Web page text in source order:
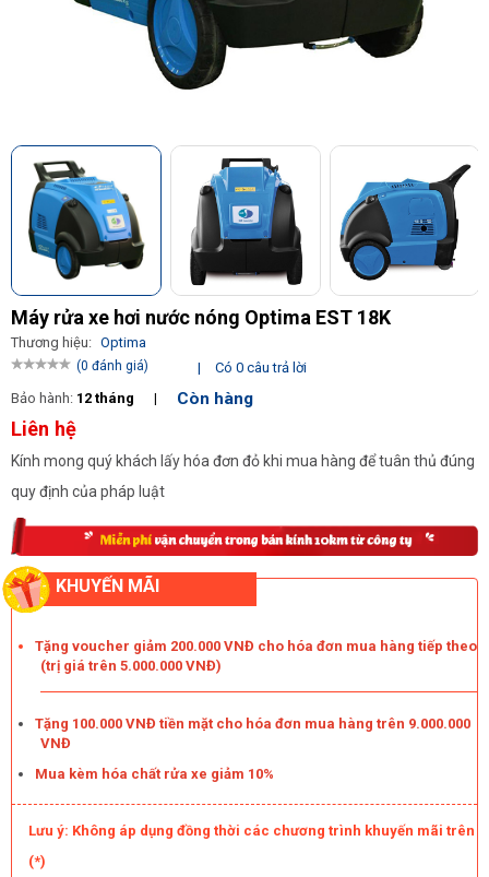
Máy rửa xe hơi nước nóng Optima EST 18K
Thương hiệu: Optima
(0 đánh giá) |
Có 0 câu trả lời
Bảo hành: 12 tháng | Còn hàng
Liên hệ
Kính mong quý khách lấy hóa đơn đỏ khi mua hàng để tuân thủ đúng
quy định của pháp luật
KHUYẾN MÃI
Tặng voucher giảm 200.000 VNĐ cho hóa đơn mua hàng tiếp theo
(trị giá trên 5.000.000 VNĐ)
Tặng 100.000 VNĐ tiền mặt cho hóa đơn mua hàng trên 9.000.000
VNĐ
Mua kèm hóa chất rửa xe giảm 10%
Lưu ý: Không áp dụng đồng thời các chương trình khuyến mãi trên
(*)